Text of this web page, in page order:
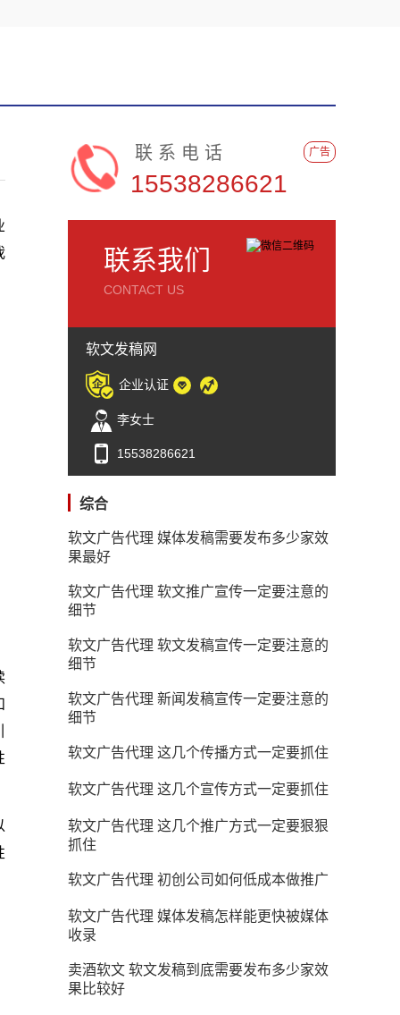
联系电话
15538286621
广告
联系我们
CONTACT US
软文发稿网
企业认证
李女士
15538286621
综合
软文广告代理 媒体发稿需要发布多少家效
果最好
软文广告代理 软文推广宣传一定要注意的
细节
软文广告代理 软文发稿宣传一定要注意的
细节
软文广告代理 新闻发稿宣传一定要注意的
细节
软文广告代理 这几个传播方式一定要抓住
软文广告代理 这几个宣传方式一定要抓住
软文广告代理 这几个推广方式一定要狠狠
抓住
软文广告代理 初创公司如何低成本做推广
软文广告代理 媒体发稿怎样能更快被媒体
收录
卖酒软文 软文发稿到底需要发布多少家效
果比较好